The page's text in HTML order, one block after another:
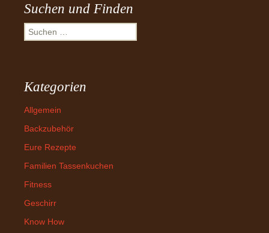
Suchen und Finden
Suchen
nach:
Kategorien
Allgemein
Backzubehör
Eure Rezepte
Familien Tassenkuchen
Fitness
Geschirr
Know How